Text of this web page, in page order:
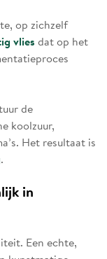
op zichzelf
vlies dat op het
de
koolzuur,
Het resultaat is
.
in
Een echte,